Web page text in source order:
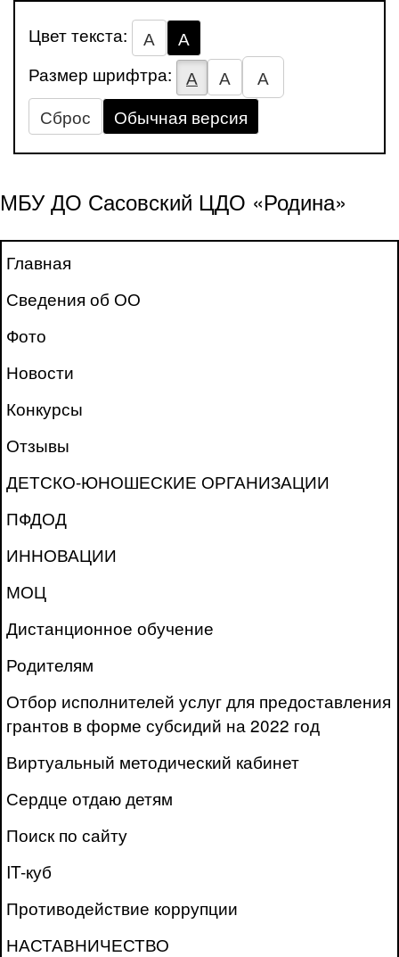
Цвет текста: А
А
Размер шрифтра:
А А
А
Сброс
Обычная версия
МБУ ДО Сасовский ЦДО «Родина»
Главная
Сведения об ОО
Фото
Новости
Конкурсы
Отзывы
ДЕТСКО-ЮНОШЕСКИЕ ОРГАНИЗАЦИИ
ПФДОД
ИННОВАЦИИ
МОЦ
Дистанционное обучение
Родителям
Отбор исполнителей услуг для предоставления
грантов в форме субсидий на 2022 год
Виртуальный методический кабинет
Сердце отдаю детям
Поиск по сайту
IT-куб
Противодействие коррупции
НАСТАВНИЧЕСТВО